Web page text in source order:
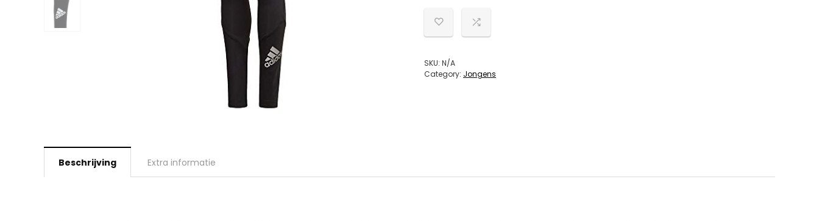
SKU: N/A
Category: Jongens
Beschrijving Extra informatie